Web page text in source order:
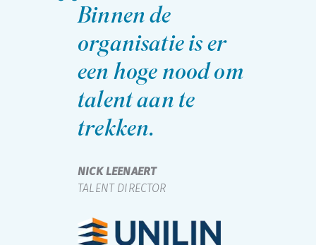
Binnen de
organisatie is er
een hoge nood om
talent aan te
trekken.
NICK LEENAERT
TALENT DIRECTOR